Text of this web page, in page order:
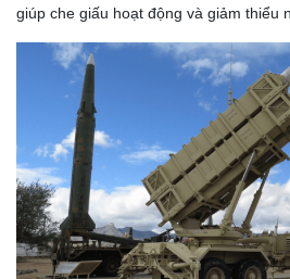
giúp che giấu hoạt động và giảm thiểu